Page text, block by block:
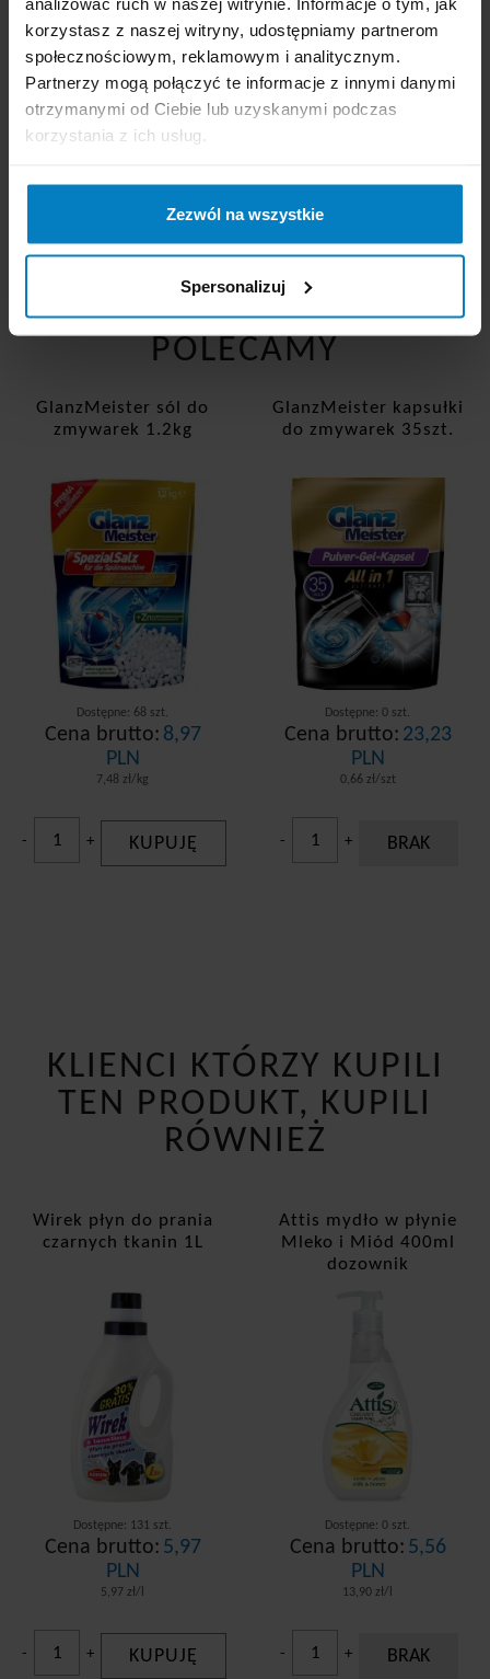
korzystasz z naszej witryny, udostępniamy partnerom
społecznościowym, reklamowym i analitycznym.
Partnerzy mogą połączyć te informacje z innymi danymi
otrzymanymi od Ciebie lub uzyskanymi podczas
korzystania z ich usług.
Zezwól na wszystkie
Spersonalizuj
Opinie o GlanzMeister tabletki do zmywarek 90szt.
Ten produkt nie posiada jeszcze komentarzy
POLECAMY
GlanzMeister sól do
zmywarek 1.2kg
Dostępne: 68 szt.
Cena brutto: 8,97
PLN
7,48 zł/kg
- + KUPUJĘ
GlanzMeister kapsułki
do zmywarek 35szt.
Dostępne: 0 szt.
Cena brutto: 23,23
PLN
0,66 zł/szt
- + BRAK
KLIENCI KTÓRZY KUPILI
TEN PRODUKT, KUPILI
RÓWNIEŻ
Wirek płyn do prania
czarnych tkanin 1L
Dostępne: 131 szt.
Cena brutto: 5,97
PLN
5,97 zł/l
- + KUPUJĘ
Attis mydło w płynie
Mleko i Miód 400ml
dozownik
Dostępne: 0 szt.
Cena brutto: 5,56
PLN
13,90 zł/l
- + BRAK